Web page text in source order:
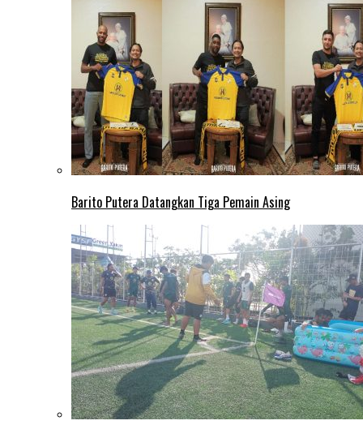
Barito Putera Datangkan Tiga Pemain Asing